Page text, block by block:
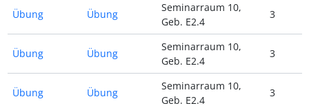
Übung Übung
Seminarraum 10,
Geb. E2.4
3
Übung Übung
Seminarraum 10,
Geb. E2.4
3
Übung Übung
Seminarraum 10,
Geb. E2.4
3